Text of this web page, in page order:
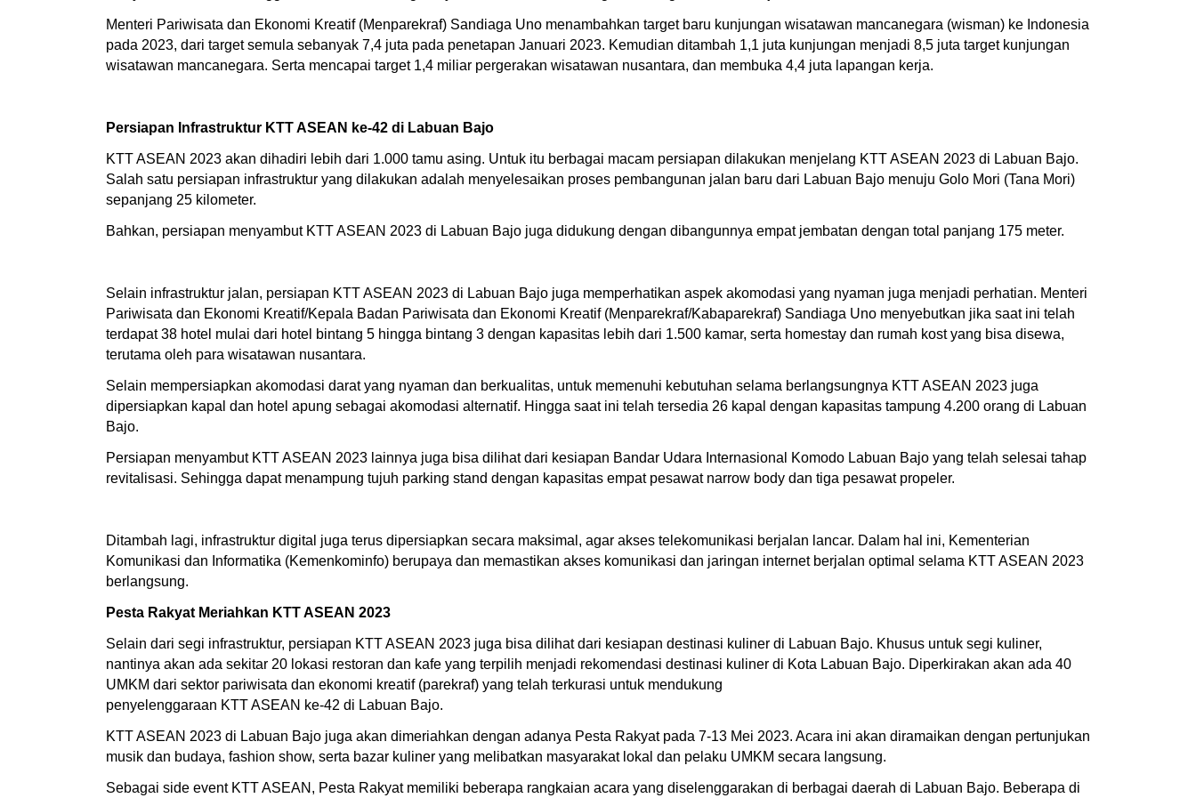
Menteri Pariwisata dan Ekonomi Kreatif (Menparekraf) Sandiaga Uno menambahkan target baru kunjungan wisatawan mancanegara (wisman) ke Indonesia
pada 2023, dari target semula sebanyak 7,4 juta pada penetapan Januari 2023. Kemudian ditambah 1,1 juta kunjungan menjadi 8,5 juta target kunjungan
wisatawan mancanegara. Serta mencapai target 1,4 miliar pergerakan wisatawan nusantara, dan membuka 4,4 juta lapangan kerja.
Persiapan Infrastruktur KTT ASEAN ke-42 di Labuan Bajo
KTT ASEAN 2023 akan dihadiri lebih dari 1.000 tamu asing. Untuk itu berbagai macam persiapan dilakukan menjelang KTT ASEAN 2023 di Labuan Bajo.
Salah satu persiapan infrastruktur yang dilakukan adalah menyelesaikan proses pembangunan jalan baru dari Labuan Bajo menuju Golo Mori (Tana Mori)
sepanjang 25 kilometer.
Bahkan, persiapan menyambut KTT ASEAN 2023 di Labuan Bajo juga didukung dengan dibangunnya empat jembatan dengan total panjang 175 meter.
Selain infrastruktur jalan, persiapan KTT ASEAN 2023 di Labuan Bajo juga memperhatikan aspek akomodasi yang nyaman juga menjadi perhatian. Menteri
Pariwisata dan Ekonomi Kreatif/Kepala Badan Pariwisata dan Ekonomi Kreatif (Menparekraf/Kabaparekraf) Sandiaga Uno menyebutkan jika saat ini telah
terdapat 38 hotel mulai dari hotel bintang 5 hingga bintang 3 dengan kapasitas lebih dari 1.500 kamar, serta homestay dan rumah kost yang bisa disewa,
terutama oleh para wisatawan nusantara.
Selain mempersiapkan akomodasi darat yang nyaman dan berkualitas, untuk memenuhi kebutuhan selama berlangsungnya KTT ASEAN 2023 juga
dipersiapkan kapal dan hotel apung sebagai akomodasi alternatif. Hingga saat ini telah tersedia 26 kapal dengan kapasitas tampung 4.200 orang di Labuan
Bajo.
Persiapan menyambut KTT ASEAN 2023 lainnya juga bisa dilihat dari kesiapan Bandar Udara Internasional Komodo Labuan Bajo yang telah selesai tahap
revitalisasi. Sehingga dapat menampung tujuh parking stand dengan kapasitas empat pesawat narrow body dan tiga pesawat propeler.
Ditambah lagi, infrastruktur digital juga terus dipersiapkan secara maksimal, agar akses telekomunikasi berjalan lancar. Dalam hal ini, Kementerian
Komunikasi dan Informatika (Kemenkominfo) berupaya dan memastikan akses komunikasi dan jaringan internet berjalan optimal selama KTT ASEAN 2023
berlangsung.
Pesta Rakyat Meriahkan KTT ASEAN 2023
Selain dari segi infrastruktur, persiapan KTT ASEAN 2023 juga bisa dilihat dari kesiapan destinasi kuliner di Labuan Bajo. Khusus untuk segi kuliner,
nantinya akan ada sekitar 20 lokasi restoran dan kafe yang terpilih menjadi rekomendasi destinasi kuliner di Kota Labuan Bajo. Diperkirakan akan ada 40
UMKM dari sektor pariwisata dan ekonomi kreatif (parekraf) yang telah terkurasi untuk mendukung
penyelenggaraan KTT ASEAN ke-42 di Labuan Bajo.
KTT ASEAN 2023 di Labuan Bajo juga akan dimeriahkan dengan adanya Pesta Rakyat pada 7-13 Mei 2023. Acara ini akan diramaikan dengan pertunjukan
musik dan budaya, fashion show, serta bazar kuliner yang melibatkan masyarakat lokal dan pelaku UMKM secara langsung.
Sebagai side event KTT ASEAN, Pesta Rakyat memiliki beberapa rangkaian acara yang diselenggarakan di berbagai daerah di Labuan Bajo. Beberapa di